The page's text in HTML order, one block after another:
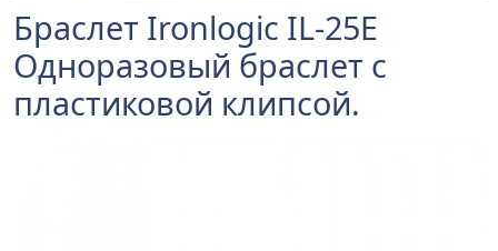
Браслет Ironlogic IL-25Е
Одноразовый браслет с
пластиковой клипсой.